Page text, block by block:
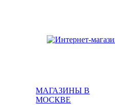
МАГАЗИНЫ В
МОСКВЕ